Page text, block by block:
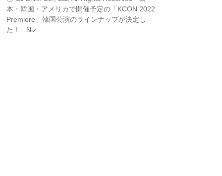
本・韓国・アメリカで開催予定の「KCON 2022
Premiere」韓国公演のラインナップが決定し
た！ Niz …